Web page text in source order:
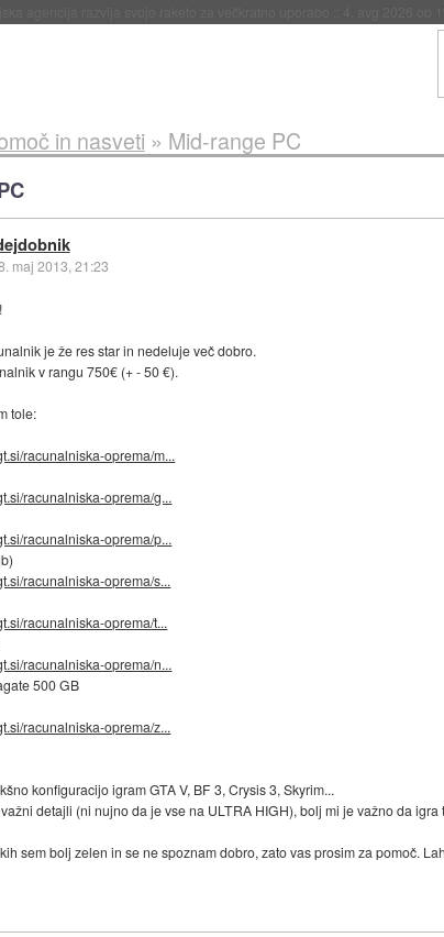
in nasveti » Mid-range PC
maj 2013, 21:23
je že res star in nedeluje več dobro.
v rangu 750€ (+ - 50 €).
tole:
racunalniska-oprema/m...
racunalniska-oprema/g...
racunalniska-oprema/p...
racunalniska-oprema/s...
racunalniska-oprema/t...
racunalniska-oprema/n...
500 GB
racunalniska-oprema/z...
konfiguracijo igram GTA V, BF 3, Crysis 3, Skyrim...
detajli (ni nujno da je vse na ULTRA HIGH), bolj mi je važno da
sem bolj zelen in se ne spoznam dobro, zato vas prosim za pomoč.